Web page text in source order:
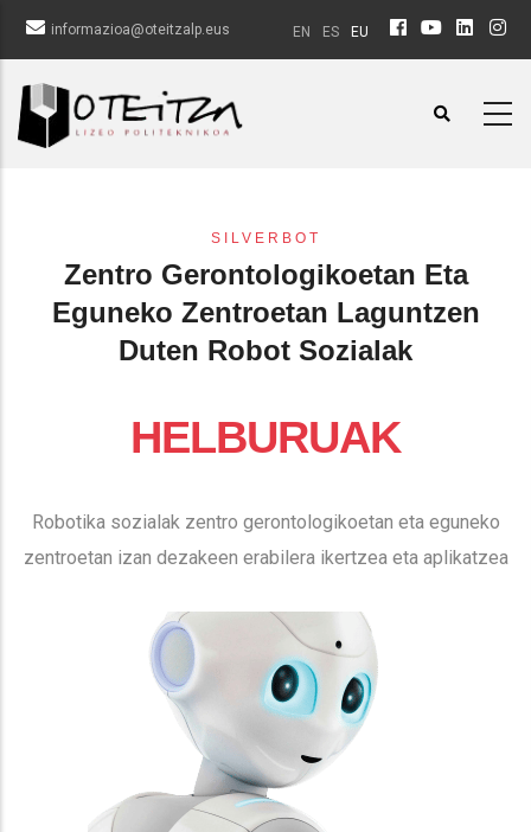
content
informazioa@oteitzalp.eus EU
ES
EN
SILVERBOT
Zentro Gerontologikoetan Eta
Eguneko Zentroetan Laguntzen
Duten Robot Sozialak
HELBURUAK
Robotika sozialak zentro gerontologikoetan eta eguneko
zentroetan izan dezakeen erabilera ikertzea eta aplikatzea